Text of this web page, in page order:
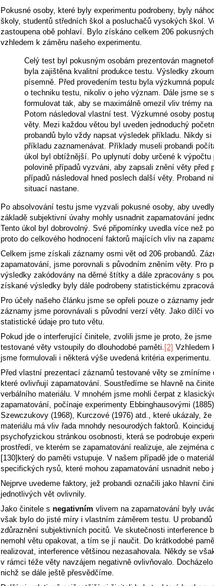
Pokusné osoby, které byly experimentu podrobeny, byly
školy, studentů středních škol a posluchačů vysokých škol.
zastoupena obě pohlaví. Bylo získáno celkem 206
vzhledem k záměru našeho experimentu.
Celý test byl pokusným osobám prezentován
byla zajištěna kvalitní produkce testu. Výsledky
písemně. Před provedením testu byla výzkumná
o techniku testu, nikoliv o jeho význam. Dále jsme se
formulovat tak, aby se maximálně omezil vliv trémy
Potom následoval vlastní test. Výzkumné osoby
věty. Mezi každou větou byl uveden jednoduchý
probandů bylo vždy napsat výsledek příkladu. Nikdy
příkladu zaznamenávat. Příklady museli probandi
úkol byl obtížnější. Po uplynutí doby určené k výpočtu
polovině případů vyzváni, aby zapsali znění věty před
případů následoval hned poslech další věty. Proband
situací nastane.
Po absolvování testu jsme vyzvali pokusné osoby, aby
základě subjektivní úvahy mohly usnadnit zapamatování
Tento úkol byl dobrovolný. Své připomínky uvedla více než
proto do celkového hodnocení faktorů majících vliv na
Celkem jsme získali záznamy osmi vět od 206 probandů.
zapamatování, jsme porovnali s původním zněním věty. Pro
výsledky zakódovány na děrné štítky a dále zpracovány s
získané výsledky byly dále podrobeny statistickému
Pro účely našeho článku jsme se opřeli pouze o záznamy
záznamy jsme porovnávali s původní verzí věty. Jako dílčí
statistické údaje pro tuto větu.
Pokud jde o interferující činitele, zvolili jsme je proto, že
testované věty vstoupily do dlouhodobé paměti. [2] Vzhledem
jsme formulovali i některá výše uvedená kritéria experimentu.
Před vlastní prezentací záznamů testované věty se zmíníme
které ovlivňují zapamatování. Soustředíme se hlavně na
verbálního materiálu. V mnohém jsme mohli čerpat z
zapamatování, počínaje experimenty Ebbinghausovými
Szewczukovy (1968), Kurczové (1976) atd., které ukázaly,
materiálu má vliv řada mnohdy nesourodých faktorů.
psychofyzickou stránkou osobnosti, která se podrobuje
prostředí, ve kterém se zapamatování realizuje, ale zejména
[130]který do paměti vstupuje. V našem případě jde o
specifických rysů, které mohou zapamatování usnadnit nebo
Nejprve uvedeme faktory, jež probandi označili jako hlavní
jednotlivých vět ovlivnily.
Jako činitele s negativním vlivem na zapamatování byly
však bylo do jisté míry i vlastním záměrem testu. U
zdůraznění subjektivních pocitů. Ve skutečnosti interference
nemohl větu opakovat, a tím se jí naučit. Do krátkodobé
realizovat, interference většinou nezasahovala. Někdy se
v rámci téže věty navzájem negativně ovlivňovalo.
nichž se dále ještě přesvědčíme.